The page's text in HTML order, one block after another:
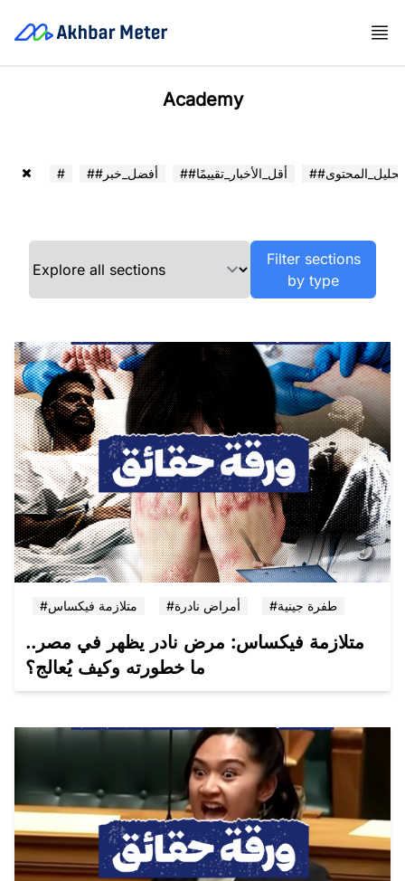
Academy
# ##أفضل_خبر ##أقل_الأخبار_تقييمًا ##تحليل_المحتوى
Filter sections
by type
#متلازمة فيكساس #أمراض نادرة #طفرة جينية
متلازمة فيكساس: مرض نادر يظهر في مصر..
ما خطورته وكيف يُعالج؟